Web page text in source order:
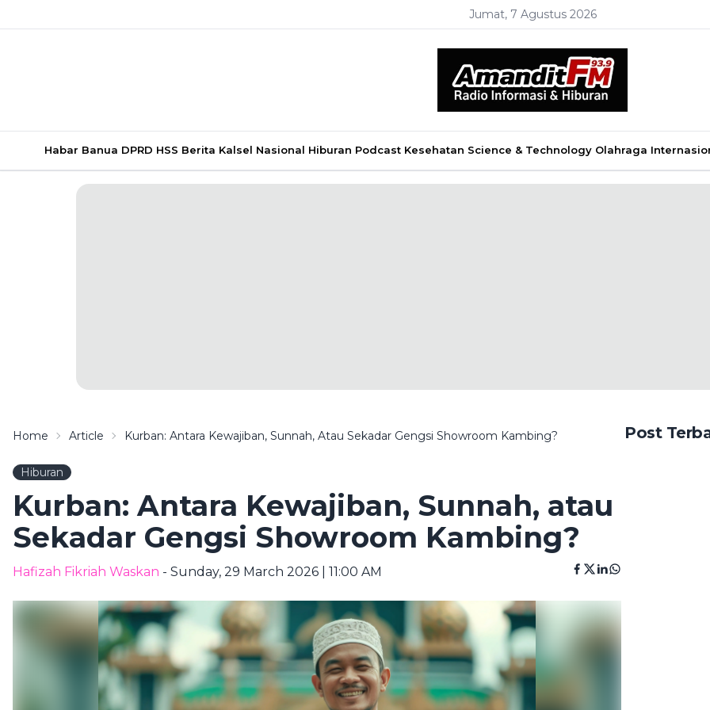
Jumat, 7 Agustus 2026
Habar Banua DPRD HSS Berita Kalsel Nasional Hiburan Podcast Kesehatan Science & Technology Olahraga
Home Article Kurban: Antara Kewajiban, Sunnah, Atau Sekadar Gengsi Showroom Kambing?
Hiburan
Kurban: Antara Kewajiban, Sunnah, atau
Sekadar Gengsi Showroom Kambing?
Hafizah Fikriah Waskan - Sunday, 29 March 2026 | 11:00 AM
Post